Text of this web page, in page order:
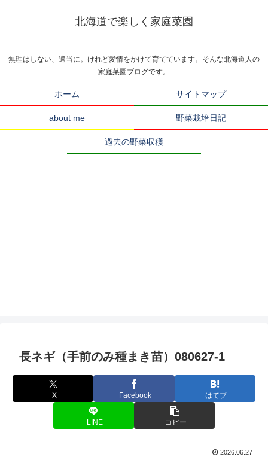
北海道で楽しく家庭菜園
無理はしない、適当に。けれど愛情をかけて育てています。そんな北海道人の
家庭菜園ブログです。
ホーム サイトマップ
about me 野菜栽培日記
過去の野菜収穫
長ネギ（手前のみ種まき苗）080627-1
X Facebook はてブ
LINE コピー
2026.06.27